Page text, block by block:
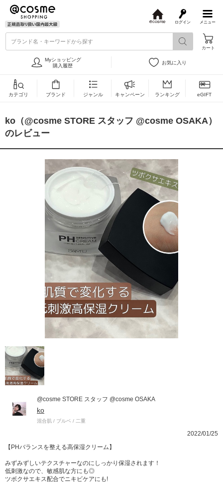
メニュー
ログイン
s
ブランド名・キーワードから探す
カート
Myショッピング
購入履歴
お気に入り
カテゴリ ブランド ジャンル キャンペーン ランキング eGIFT
ko（@cosme STORE スタッフ @cosme OSAKA）
のレビュー
@cosme STORE スタッフ @cosme OSAKA
ko
混合肌 / ブルベ / 二重
2022/01/25
【PHバランスを整える高保湿クリーム】
みずみずしいテクスチャーなのにしっかり保湿されます！
低刺激なので、敏感肌な方にも◎
ツボクサエキス配合でニキビケアにも!